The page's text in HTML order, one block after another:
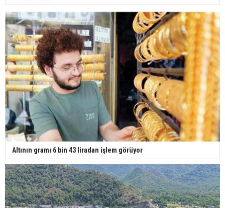
Yerli turist 229,7 milyar lira seyahat harcaması
yaptı
Gazze'deki Sağlık Bakanlığı duyurdu: Vahşetin
pençesinde 2 salgın vaka tespit edildi
Altının gramı 6 bin 43 liradan işlem görüyor